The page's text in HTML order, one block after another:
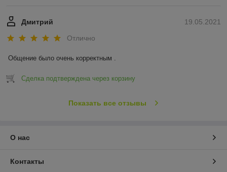
19.05.2021
Дмитрий
Отлично
Общение было очень корректным .
Сделка подтверждена через корзину
Показать все отзывы
О нас
Контакты